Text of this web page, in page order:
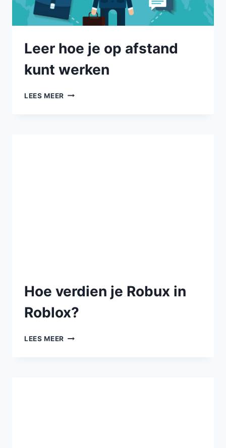
Leer hoe je op afstand
kunt werken
LEES MEER
Hoe verdien je Robux in
Roblox?
LEES MEER